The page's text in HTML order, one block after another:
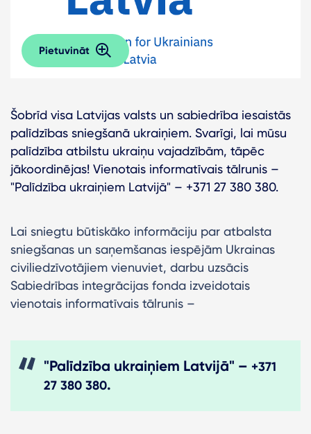
Pietuvināt
Šobrīd visa Latvijas valsts un sabiedrība iesaistās
palīdzības sniegšanā ukraiņiem. Svarīgi, lai mūsu
palīdzība atbilstu ukraiņu vajadzībām, tāpēc
jākoordinējas! Vienotais informatīvais tālrunis –
"Palīdzība ukraiņiem Latvijā" – +371 27 380 380.
Lai sniegtu būtiskāko informāciju par atbalsta
sniegšanas un saņemšanas iespējām Ukrainas
civiliedzīvotājiem vienuviet, darbu uzsācis
Sabiedrības integrācijas fonda izveidotais
vienotais informatīvais tālrunis –
"Palīdzība ukraiņiem Latvijā" – +371
27 380 380.